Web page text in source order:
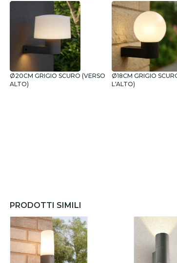
Ø20CM GRIGIO SCURO (VERSO
ALTO)
Ø18CM GRIGIO
L'ALTO)
PRODOTTI SIMILI